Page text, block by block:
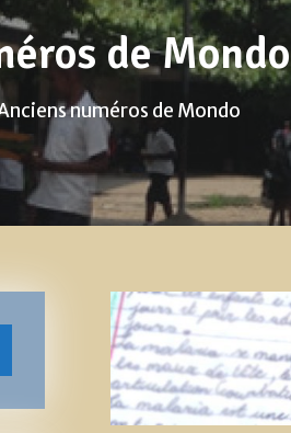
de Mondo
numéros de Mondo